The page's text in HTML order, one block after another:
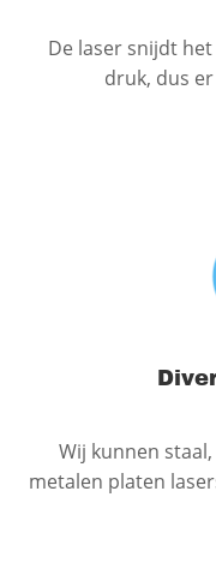
De laser snijdt
druk, dus
Wij kunnen
metalen platen